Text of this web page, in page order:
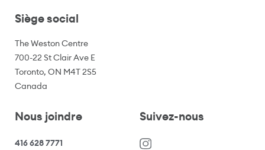
Siège social
The Weston Centre
700-22 St Clair Ave E
Toronto, ON M4T 2S5
Canada
Nous joindre
416 628 7771
Suivez-nous